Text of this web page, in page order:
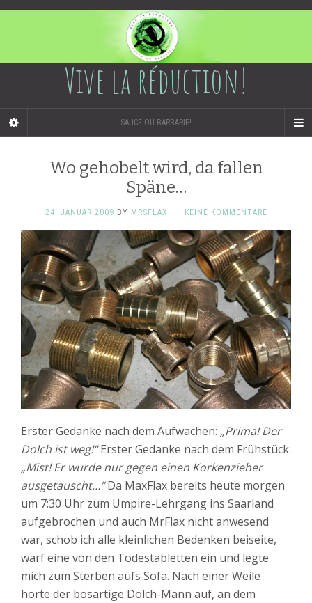
Vive la réduction!
SAUCE OU BARBARIE!
Wo gehobelt wird, da fallen
Späne…
24. JANUAR 2009 BY MRSFLAX · KEINE KOMMENTARE
Erster Gedanke nach dem Aufwachen: „Prima! Der
Dolch ist weg!“Erster Gedanke nach dem Frühstück:
„Mist! Er wurde nur gegen einen Korkenzieher
ausgetauscht…“Da MaxFlax bereits heute morgen
um 7:30 Uhr zum Umpire-Lehrgang ins Saarland
aufgebrochen und auch MrFlax nicht anwesend
war, schob ich alle kleinlichen Bedenken beiseite,
warf eine von den Todestabletten ein und legte
mich zum Sterben aufs Sofa. Nach einer Weile
hörte der bösartige Dolch-Mann auf, an dem